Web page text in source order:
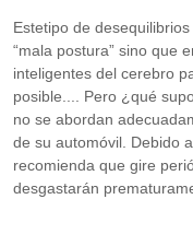
Estetipo de
“mala postura” sino que
inteligentes del cerebro
posible.... Pero ¿qué
no se abordan
de su automóvil. Debido
recomienda que gire
desgastarán